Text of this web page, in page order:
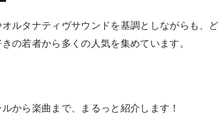
ルタナティヴサウンドを基調としながらも、ど
の若者から多くの人気を集めています。
から楽曲まで、まるっと紹介します！